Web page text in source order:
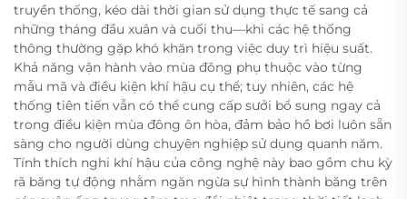
truyền thống, kéo dài thời gian sử dụng thực tế sang cả
những tháng đầu xuân và cuối thu—khi các hệ thống
thông thường gặp khó khăn trong việc duy trì hiệu suất.
Khả năng vận hành vào mùa đông phụ thuộc vào từng
mẫu mã và điều kiện khí hậu cụ thể; tuy nhiên, các hệ
thống tiên tiến vẫn có thể cung cấp sưởi bổ sung ngay cả
trong điều kiện mùa đông ôn hòa, đảm bảo hồ bơi luôn sẵn
sàng cho người dùng chuyên nghiệp sử dụng quanh năm.
Tính thích nghi khí hậu của công nghệ này bao gồm chu kỳ
rã băng tự động nhằm ngăn ngừa sự hình thành băng trên